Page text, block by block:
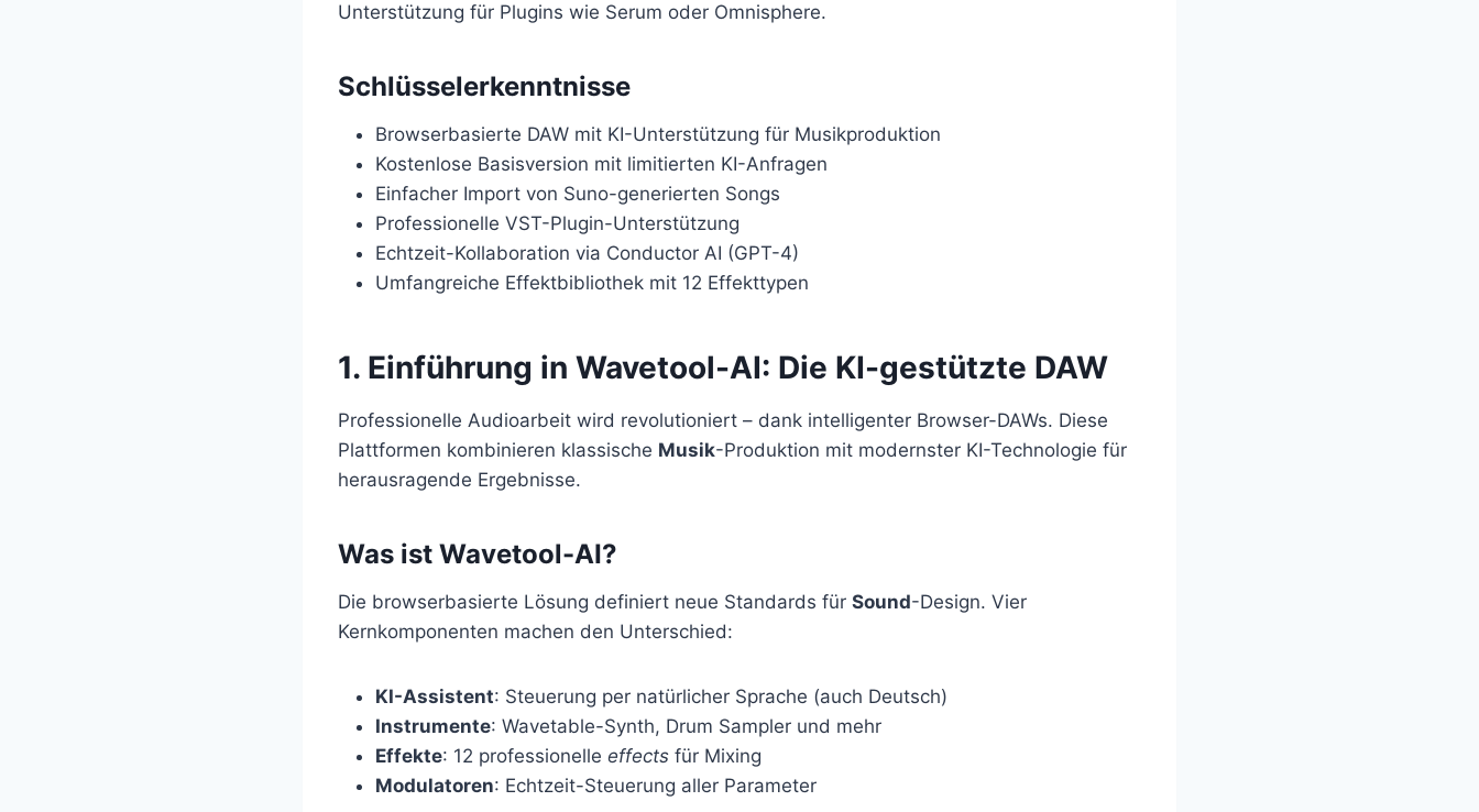
Unterstützung für Plugins wie Serum oder Omnisphere.
Schlüsselerkenntnisse
Browserbasierte DAW mit KI-Unterstützung für Musikproduktion
Kostenlose Basisversion mit limitierten KI-Anfragen
Einfacher Import von Suno-generierten Songs
Professionelle VST-Plugin-Unterstützung
Echtzeit-Kollaboration via Conductor AI (GPT-4)
Umfangreiche Effektbibliothek mit 12 Effekttypen
1. Einführung in Wavetool-AI: Die KI-gestützte DAW
Professionelle Audioarbeit wird revolutioniert – dank intelligenter Browser-DAWs. Diese
Plattformen kombinieren klassische Musik-Produktion mit modernster KI-Technologie für
herausragende Ergebnisse.
Was ist Wavetool-AI?
Die browserbasierte Lösung definiert neue Standards für Sound-Design. Vier
Kernkomponenten machen den Unterschied:
KI-Assistent: Steuerung per natürlicher Sprache (auch Deutsch)
Instrumente: Wavetable-Synth, Drum Sampler und mehr
Effekte: 12 professionelle effects für Mixing
Modulatoren: Echtzeit-Steuerung aller Parameter